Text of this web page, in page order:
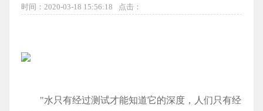
时间：2020-03-18 15:56:18 点击：
"水只有经过测试才能知道它的深度，人们只有经